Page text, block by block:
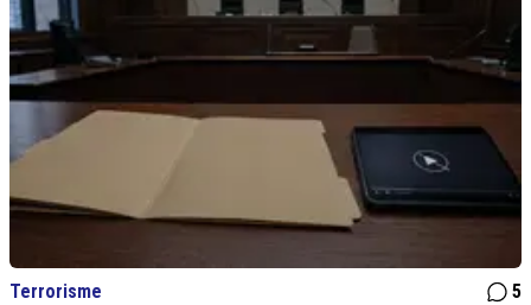
Terrorisme 5